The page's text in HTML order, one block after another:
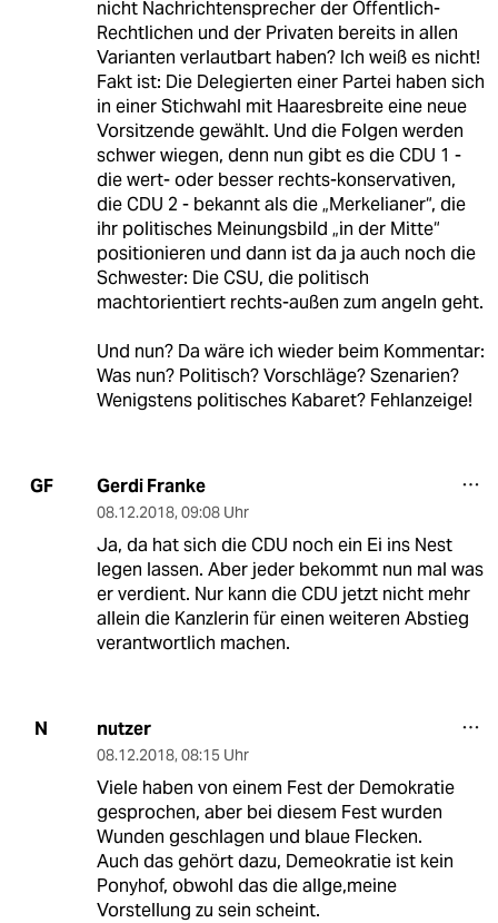
nicht Nachrichtensprecher der Öffentlich-
Rechtlichen und der Privaten bereits in allen
Varianten verlautbart haben? Ich weiß es nicht!
Fakt ist: Die Delegierten einer Partei haben sich
in einer Stichwahl mit Haaresbreite eine neue
Vorsitzende gewählt. Und die Folgen werden
schwer wiegen, denn nun gibt es die CDU 1 -
die wert- oder besser rechts-konservativen,
die CDU 2 - bekannt als die „Merkelianer“, die
ihr politisches Meinungsbild „in der Mitte“
positionieren und dann ist da ja auch noch die
Schwester: Die CSU, die politisch
machtorientiert rechts-außen zum angeln geht.
Und nun? Da wäre ich wieder beim Kommentar:
Was nun? Politisch? Vorschläge? Szenarien?
Wenigstens politisches Kabaret? Fehlanzeige!
GF Gerdi Franke
08.12.2018, 09:08 Uhr
Ja, da hat sich die CDU noch ein Ei ins Nest
legen lassen. Aber jeder bekommt nun mal was
er verdient. Nur kann die CDU jetzt nicht mehr
allein die Kanzlerin für einen weiteren Abstieg
verantwortlich machen.
N nutzer
08.12.2018, 08:15 Uhr
Viele haben von einem Fest der Demokratie
gesprochen, aber bei diesem Fest wurden
Wunden geschlagen und blaue Flecken.
Auch das gehört dazu, Demeokratie ist kein
Ponyhof, obwohl das die allge,meine
Vorstellung zu sein scheint.